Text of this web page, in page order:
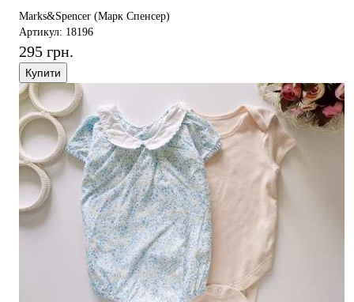
Marks&Spencer (Марк Спенсер)
Артикул: 18196
295 грн.
Купити